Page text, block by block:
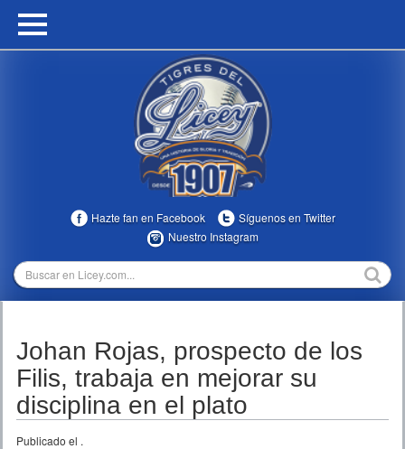
HOME
MULTIMEDIA
TEMPORADAS
Hazte fan en Facebook
Síguenos en Twitter
Nuestro Instagram
Johan Rojas, prospecto de los
Filis, trabaja en mejorar su
disciplina en el plato
Publicado el .